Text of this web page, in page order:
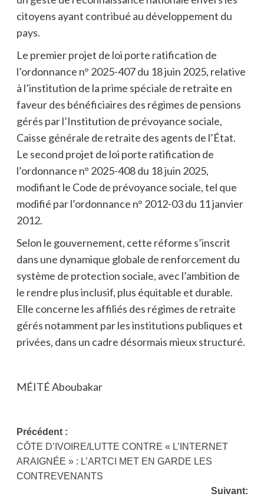
citoyens ayant contribué au développement du
pays.
Le premier projet de loi porte ratification de
l’ordonnance n° 2025-407 du 18 juin 2025, relative
à l’institution de la prime spéciale de retraite en
faveur des bénéficiaires des régimes de pensions
gérés par l’Institution de prévoyance sociale,
Caisse générale de retraite des agents de l’État.
Le second projet de loi porte ratification de
l’ordonnance n° 2025-408 du 18 juin 2025,
modifiant le Code de prévoyance sociale, tel que
modifié par l’ordonnance n° 2012-03 du 11 janvier
2012.
Selon le gouvernement, cette réforme s’inscrit
dans une dynamique globale de renforcement du
système de protection sociale, avec l’ambition de
le rendre plus inclusif, plus équitable et durable.
Elle concerne les affiliés des régimes de retraite
gérés notamment par les institutions publiques et
privées, dans un cadre désormais mieux structuré.
MÉITÉ Aboubakar
Navigation
d’article
Précédent :
CÔTE D’IVOIRE/LUTTE CONTRE « L’INTERNET
ARAIGNÉE » : L’ARTCI MET EN GARDE LES
CONTREVENANTS
Suivant: